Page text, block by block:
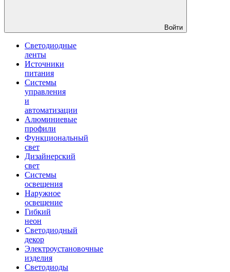
Войти
Светодиодные
ленты
Источники
питания
Системы
управления
и
автоматизации
Алюминиевые
профили
Функциональный
свет
Дизайнерский
свет
Системы
освещения
Наружное
освещение
Гибкий
неон
Светодиодный
декор
Электроустановочные
изделия
Светодиоды